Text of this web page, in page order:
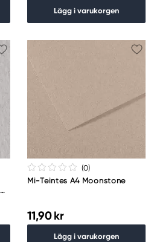
Lägg i varukorgen
(0)
Mi-Teintes A4 Moonstone
11,90 kr
Lägg i varukorgen